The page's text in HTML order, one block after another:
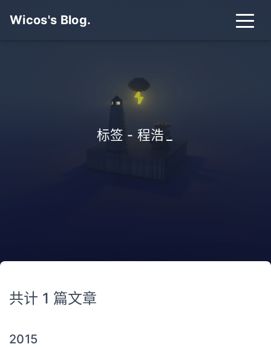
Wicos's Blog.
标签 - 程浩_
共计 1 篇文章
2015